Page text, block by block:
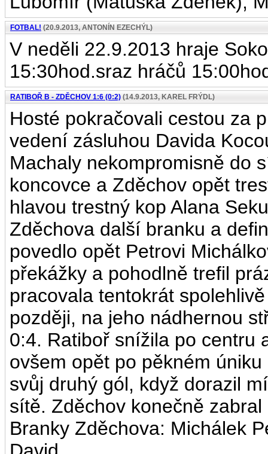
FOTBAL! (20.9.2013, ANTONÍN EZECHÝL)
V neděli 22.9.2013 hraje
15:30hod.sraz hráčů
RATIBOŘ B - ZDĚCHOV 1:6 (0:2) (14.9.2013, KAREL FRÝDL)
Hosté pokračovali cestou za
vedení zásluhou Davida
Machaly nekompromisně do
koncovce a Zděchov opět
hlavou trestný kop Alana
Zděchova další branku a
povedlo opět Petrovi
překážky a pohodlně trefil
pracovala tentokrát
později, na jeho nádhernou
0:4. Ratiboř snížila po centru
ovšem opět po pěkném
svůj druhý gól, když dorazil
sítě. Zděchov konečně
Branky Zděchova: Michálek